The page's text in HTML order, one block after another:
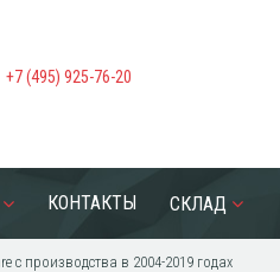
+7 (495) 925-76-20
КОНТАКТЫ СКЛАД
с производства в 2004-2019 годах